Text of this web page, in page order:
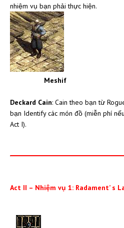
nhiệm vụ bạn phải thực hiện.
Meshif
Deckard Cain: Cain theo bạn từ
bạn Identify các món đồ (miễn phí
Act I).
Act II – Nhiệm vụ 1: Radament’ s